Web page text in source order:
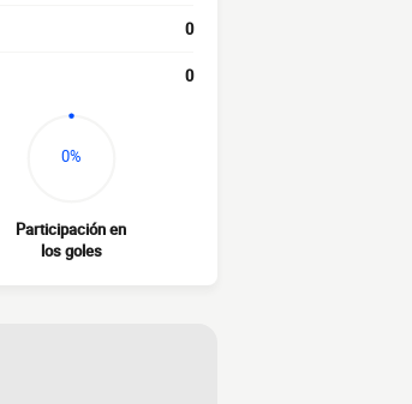
0
0
0%
Participación en
los goles